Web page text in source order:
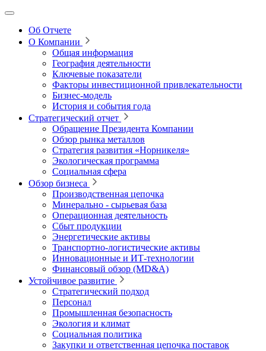
Об Отчете
О Компании
Общая информация
География деятельности
Ключевые показатели
Факторы инвестиционной привлекательности
Бизнес-модель
История и события года
Стратегический отчет
Обращение Президента Компании
Обзор рынка металлов
Стратегия развития «Норникеля»
Экологическая программа
Социальная сфера
Обзор бизнеса
Производственная цепочка
Минерально ‑ сырьевая база
Операционная деятельность
Сбыт продукции
Энергетические активы
Транспортно-логистические активы
Инновационные и ИТ‑технологии
Финансовый обзор (MD&A)
Устойчивое развитие
Стратегический подход
Персонал
Промышленная безопасность
Экология и климат
Социальная политика
Закупки и ответственная цепочка поставок